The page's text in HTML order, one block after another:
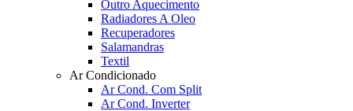
Outro Aquecimento
Radiadores A Oleo
Recuperadores
Salamandras
Textil
Ar Condicionado
Ar Cond. Com Split
Ar Cond. Inverter